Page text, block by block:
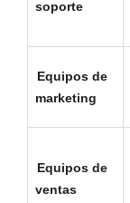
soporte
Equipos de
marketing
Equipos de
ventas